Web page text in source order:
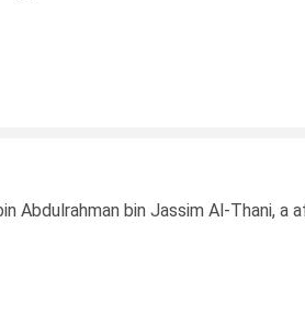
Abdulrahman bin Jassim Al-Thani, a